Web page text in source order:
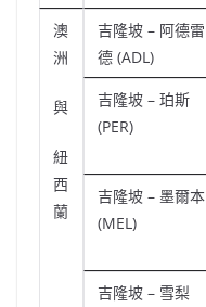
澳
洲
與
紐
西
蘭
吉隆坡 – 阿德雷
德 (ADL)
吉隆坡 – 珀斯
(PER)
吉隆坡 – 墨爾本
(MEL)
吉隆坡 – 雪梨